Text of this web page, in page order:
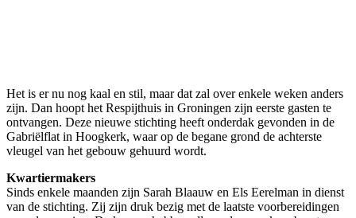
Het is er nu nog kaal en stil, maar dat zal over enkele weken anders
zijn. Dan hoopt het Respijthuis in Groningen zijn eerste gasten te
ontvangen. Deze nieuwe stichting heeft onderdak gevonden in de
Gabriëlflat in Hoogkerk, waar op de begane grond de achterste
vleugel van het gebouw gehuurd wordt.
Kwartiermakers
Sinds enkele maanden zijn Sarah Blaauw en Els Eerelman in dienst
van de stichting. Zij zijn druk bezig met de laatste voorbereidingen